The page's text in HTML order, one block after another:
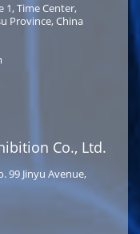
1, Time Center,
Province, China
Co., Ltd.
99 Jinyu Avenue,